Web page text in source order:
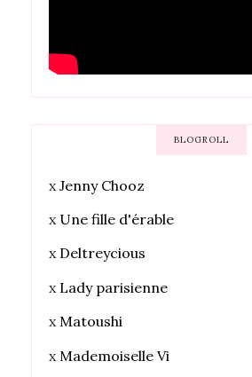
BLOGROLL
x Jenny Chooz
x Une fille d'érable
x Deltreycious
x Lady parisienne
xMatoushi
x Mademoiselle Vi